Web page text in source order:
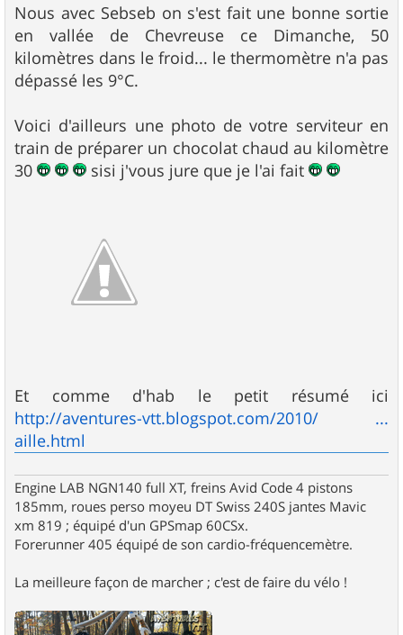
s
s
a
g
e
Nous avec Sebseb on s'est fait une bonne sortie
en vallée de Chevreuse ce Dimanche, 50
kilomètres dans le froid... le thermomètre n'a pas
dépassé les 9°C.
Voici d'ailleurs une photo de votre serviteur en
train de préparer un chocolat chaud au kilomètre
30
sisi j'vous jure que je l'ai fait
Et comme d'hab le petit résumé ici
http://aventures-vtt.blogspot.com/2010/ ...
aille.html
Engine LAB NGN140 full XT, freins Avid Code 4 pistons
185mm, roues perso moyeu DT Swiss 240S jantes Mavic
xm 819 ; équipé d'un GPSmap 60CSx.
Forerunner 405 équipé de son cardio-fréquencemètre.
La meilleure façon de marcher ; c'est de faire du vélo !